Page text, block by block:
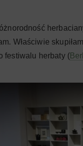
Właściwie
festiwalu herbaty (